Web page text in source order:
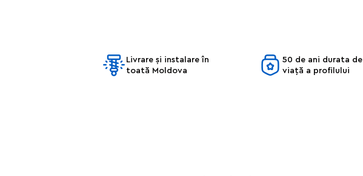
Livrare și instalare în
toată Moldova
50 de ani durata de
viață a profilului